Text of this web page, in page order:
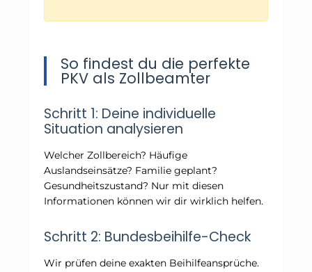
So findest du die perfekte
PKV als Zollbeamter
Schritt 1: Deine individuelle
Situation analysieren
Welcher Zollbereich? Häufige
Auslandseinsätze? Familie geplant?
Gesundheitszustand? Nur mit diesen
Informationen können wir dir wirklich helfen.
Schritt 2: Bundesbeihilfe-Check
Wir prüfen deine exakten Beihilfeansprüche.